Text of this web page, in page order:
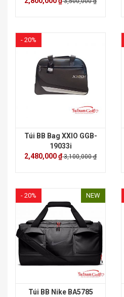
- 20%
Túi BB Bag XXIO GGB-
19033i
2,480,000 ₫3,100,000 ₫
- 20% NEW
Túi BB Nike BA5785